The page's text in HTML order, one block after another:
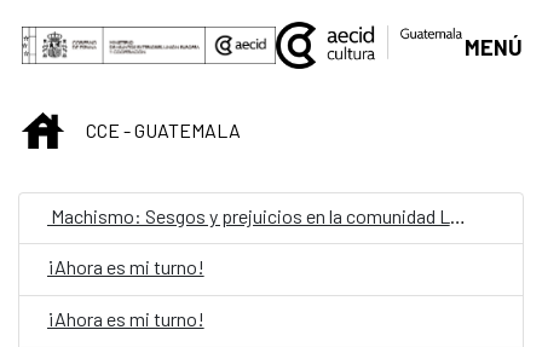
Skip to Main Content
MENÚ
INICIOCCE - GUATEMALA
Machismo: Sesgos y prejuicios en la comunidad LGBTIQ
¡Ahora es mi turno!
¡Ahora es mi turno!